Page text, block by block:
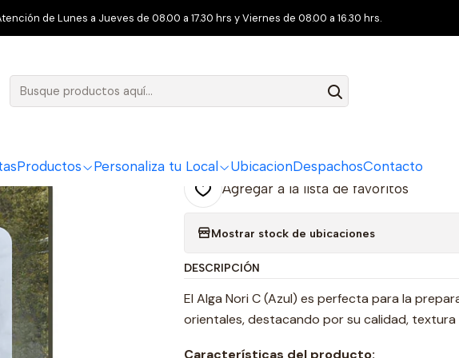
Productos Personaliza tu Local UbicacionDespachosContacto
de Lunes a Jueves de 08.00 a 17.30 hrs y Viernes de 08.00 a 16.30 hrs.
Productos Todos los Productos Alga Nori C (Azul) 100 Hojas
Alga Nori C (Azul)
Agregar a la lista de favoritos
Mostrar stock de ubicaciones
DESCRIPCIÓN
El Alga Nori C (Azul) es perfecta para la
orientales, destacando por su calidad, textura
Características del producto: